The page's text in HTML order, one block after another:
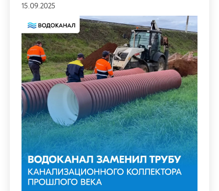
15.09.2025